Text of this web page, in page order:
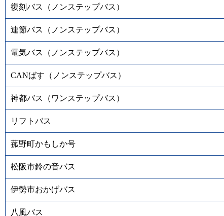
復刻バス（ノンステップバス）
連節バス（ノンステップバス）
電気バス（ノンステップバス）
CANばす（ノンステップバス）
神都バス（ワンステップバス）
リフトバス
菰野町かもしか号
松阪市鈴の音バス
伊勢市おかげバス
八風バス